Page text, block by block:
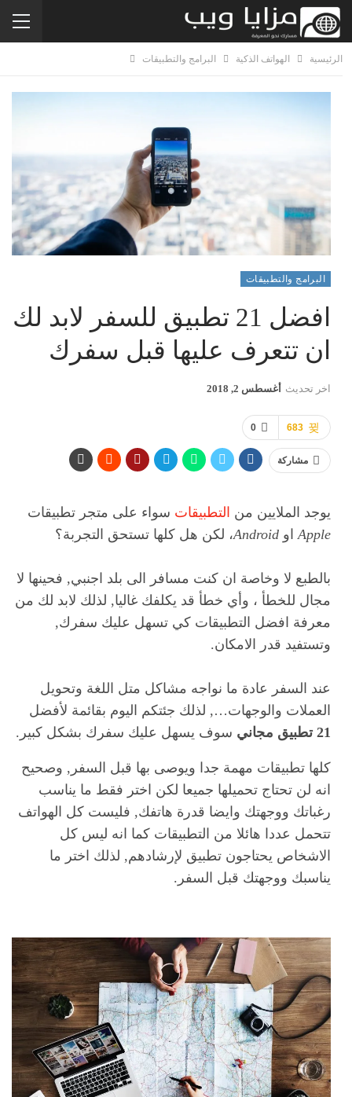
الرئيسية الهواتف الذكية البرامج والتطبيقات
البرامج والتطبيقات
افضل 21 تطبيق للسفر لابد لك
ان تتعرف عليها قبل سفرك
اخر تحديث أغسطس 2, 2018
0 683
مشاركة
يوجد الملايين من التطبيقات سواء على متجر تطبيقات
Appleاو Android، لكن هل كلها تستحق التجربة؟
بالطبع لا وخاصة ان كنت مسافر الى بلد اجنبي, فحينها لا
مجال للخطأ ، وأي خطأ قد يكلفك غاليا, لذلك لابد لك من
معرفة افضل التطبيقات كي تسهل عليك سفرك,
وتستفيد قدر الامكان.
عند السفر عادة ما نواجه مشاكل متل اللغة وتحويل
العملات والوجهات…, لذلك جئتكم اليوم بقائمة لأفضل
21 تطبيق مجاني
سوف يسهل عليك سفرك بشكل كبير.
كلها تطبيقات مهمة جدا ويوصى بها قبل السفر, وصحيح
انه لن تحتاج تحميلها جميعا لكن اختر فقط ما يناسب
رغباتك ووجهتك وايضا قدرة هاتفك, فليست كل الهواتف
تتحمل عددا هائلا من التطبيقات كما انه ليس كل
الاشخاص يحتاجون تطبيق لإرشادهم, لذلك اختر ما
يناسبك ووجهتك قبل السفر.